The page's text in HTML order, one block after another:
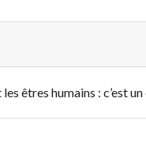
êtres humains : c’est